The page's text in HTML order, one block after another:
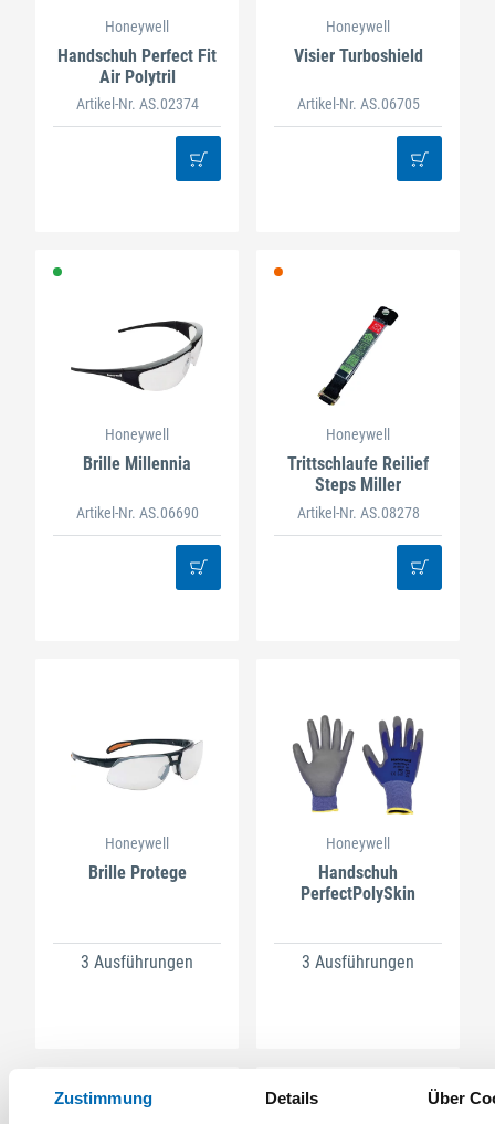
Zustimmung Details Über
Honeywell
Handschuh Perfect Fit
Air Polytril
Artikel-Nr. AS.02374
Honeywell
Visier Turboshield
Artikel-Nr. AS.06705
Honeywell
Brille Millennia
Artikel-Nr. AS.06690
Honeywell
Trittschlaufe Reilief
Steps Miller
Artikel-Nr. AS.08278
Honeywell
Brille Protege
3 Ausführungen
Honeywell
Handschuh
PerfectPolySkin
3 Ausführungen